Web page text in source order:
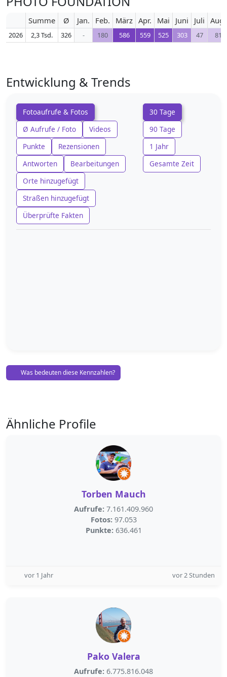
Summe Ø Jan. Feb. März Apr. Mai Juni Juli Aug.
2026 2,3 Tsd. 326 - 180 586 559 525 303 47 81
Entwicklung & Trends
Fotoaufrufe & Fotos
Ø Aufrufe / Foto
Videos
Punkte
Rezensionen
Antworten
Bearbeitungen
Orte hinzugefügt
Straßen hinzugefügt
Überprüfte Fakten
30 Tage
90 Tage
1 Jahr
Gesamte Zeit
Was bedeuten diese Kennzahlen?
Ähnliche Profile
Torben Mauch
Aufrufe: 7.161.409.960
Fotos: 97.053
Punkte: 636.461
vor 1 Jahr vor 2 Stunden
Pako Valera
Aufrufe: 6.775.816.048